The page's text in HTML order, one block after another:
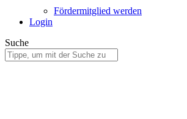
Fördermitglied werden
Login
Suche